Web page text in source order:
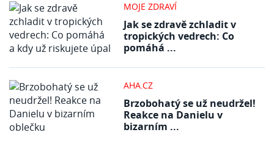
MOJE ZDRAVÍ
Jak se zdravě zchladit v
tropických vedrech: Co
pomáhá ...
AHA.CZ
Brzobohatý se už neudržel!
Reakce na Danielu v
bizarním ...